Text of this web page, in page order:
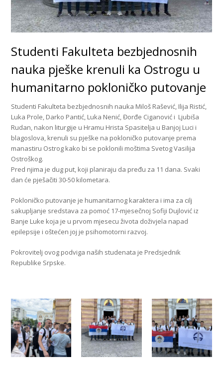
Studenti Fakulteta bezbjednosnih
nauka pješke krenuli ka Ostrogu u
humanitarno pokloničko putovanje
Studenti Fakulteta bezbjednosnih nauka Miloš Rašević, Ilija Ristić,
Luka Prole, Darko Pantić, Luka Nenić, Đorđe Ciganović i Ljubiša
Rudan, nakon liturgije u Hramu Hrista Spasitelja u Banjoj Luci i
blagoslova, krenuli su pješke na pokloničko putovanje prema
manastiru Ostrog kako bi se poklonili moštima Svetog Vasilija
Ostroškog.
Pred njima je dug put, koji planiraju da pređu za 11 dana. Svaki
dan će pješačiti 30-50 kilometara.
Pokloničko putovanje je humanitarnog karaktera i ima za cilj
sakupljanje sredstava za pomoć 17-mjesečnoj Sofiji Dujlović iz
Banje Luke koja je u prvom mjesecu života doživjela napad
epilepsije i oštećen joj je psihomotorni razvoj.
Pokrovitelj ovog podviga naših studenata je Predsjednik
Republike Srpske.